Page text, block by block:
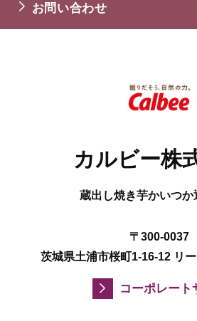
お問い合わせ
カルビー株
蔵出し焼き芋かいつか
〒300-0037
茨城県土浦市桜町1-16-12 リ
コーポレート